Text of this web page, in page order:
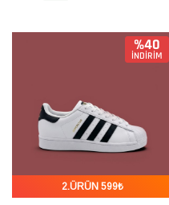
%40
İNDİRİM
2.ÜRÜN 599₺